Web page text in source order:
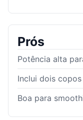
Prós
Potência alta
Inclui dois copos
Boa para